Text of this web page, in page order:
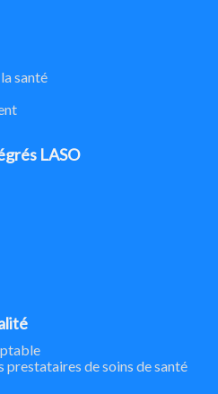
santé
LASO
prestataires de soins de santé